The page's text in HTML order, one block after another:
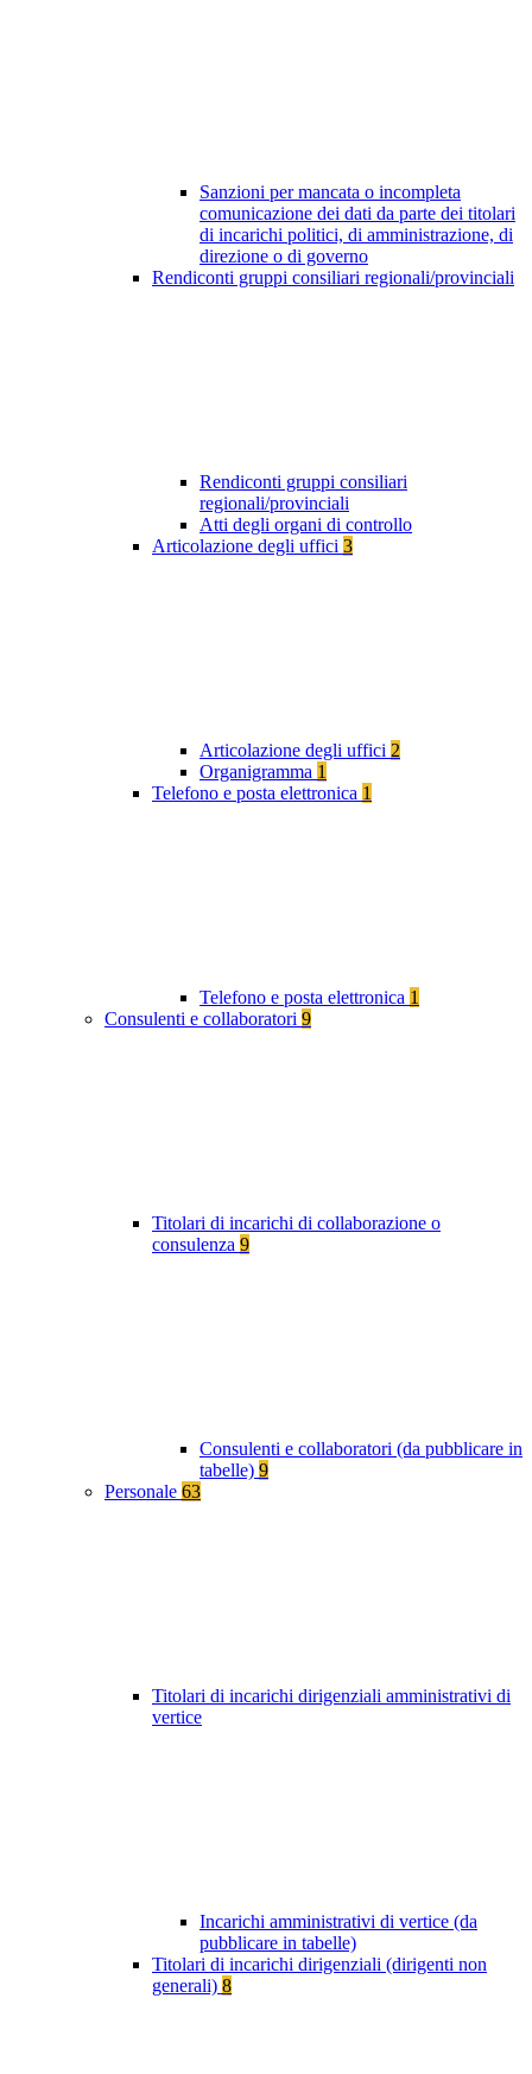
Sanzioni per mancata o incompleta
comunicazione dei dati da parte dei titolari
di incarichi politici, di amministrazione, di
direzione o di governo
Rendiconti gruppi consiliari regionali/provinciali
Rendiconti gruppi consiliari
regionali/provinciali
Atti degli organi di controllo
Articolazione degli uffici 3
Articolazione degli uffici 2
Organigramma 1
Telefono e posta elettronica 1
Telefono e posta elettronica 1
Consulenti e collaboratori 9
Titolari di incarichi di collaborazione o
consulenza 9
Consulenti e collaboratori (da pubblicare in
tabelle) 9
Personale 63
Titolari di incarichi dirigenziali amministrativi di
vertice
Incarichi amministrativi di vertice (da
pubblicare in tabelle)
Titolari di incarichi dirigenziali (dirigenti non
generali) 8